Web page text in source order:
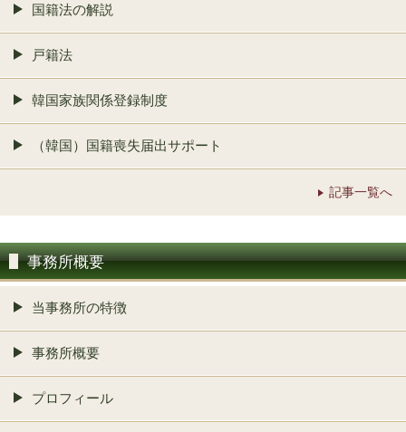
国籍法の解説
戸籍法
韓国家族関係登録制度
（韓国）国籍喪失届出サポート
記事一覧へ
事務所概要
当事務所の特徴
事務所概要
プロフィール